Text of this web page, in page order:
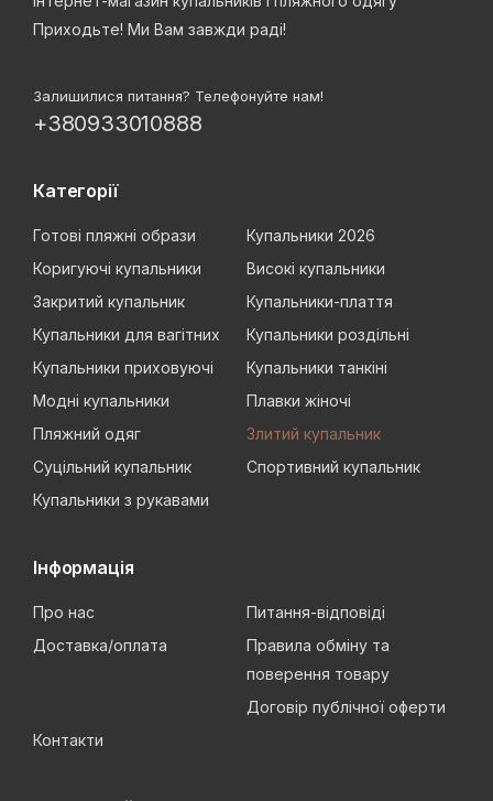
Приходьте! Ми Вам завжди раді!
Залишилися питання? Телефонуйте нам!
+380933010888
Категорії
Готові пляжні образи
Купальники 2026
Коригуючі купальники
Високі купальники
Закритий купальник
Купальники-плаття
Купальники для вагітних
Купальники роздільні
Купальники приховуючі
Купальники танкіні
Модні купальники
Плавки жіночі
Пляжний одяг
Злитий купальник
Суцільний купальник
Спортивний купальник
Купальники з рукавами
Інформація
Про нас
Питання-відповіді
Доставка/оплата
Правила обміну та
поверення товару
Договір публічної оферти
Контакти